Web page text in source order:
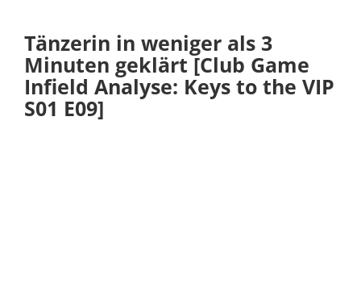
Tänzerin in weniger als 3
Minuten geklärt [Club Game
Infield Analyse: Keys to the VIP
S01 E09]